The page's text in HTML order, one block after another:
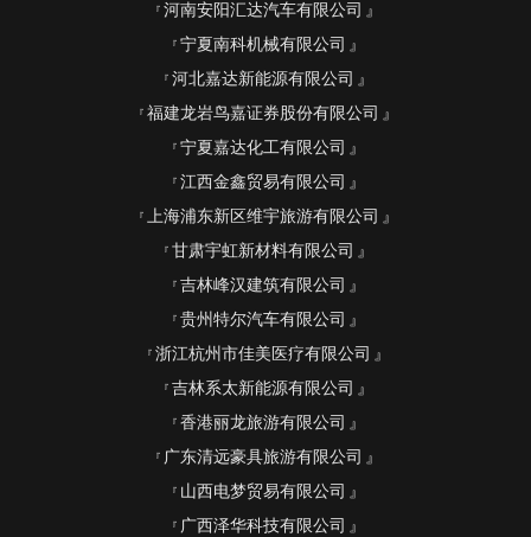
河南安阳汇达汽车有限公司
宁夏南科机械有限公司
河北嘉达新能源有限公司
福建龙岩鸟嘉证券股份有限公司
宁夏嘉达化工有限公司
江西金鑫贸易有限公司
上海浦东新区维宇旅游有限公司
甘肃宇虹新材料有限公司
吉林峰汉建筑有限公司
贵州特尔汽车有限公司
浙江杭州市佳美医疗有限公司
吉林系太新能源有限公司
香港丽龙旅游有限公司
广东清远豪具旅游有限公司
山西电梦贸易有限公司
广西泽华科技有限公司